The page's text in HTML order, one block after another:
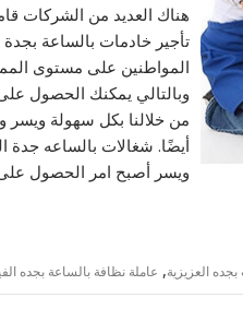
هناك العديد من الشركات
تأجير خادمات بالساعة بجدة
المواطنين على مستوى
وبالتالي يمكنك الحصول
من خلالنا بكل سهولة ويسر
أيضًا. شغالات بالساعه جدة
ويسر أصبح امر الحصول
العزيزية, عاملة نظافة بالساعة بجده